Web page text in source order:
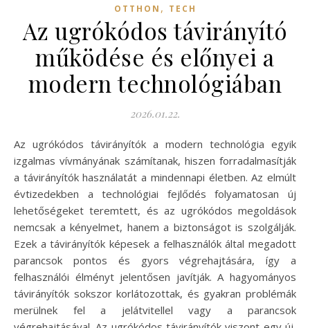
OTTHON , TECH
Az ugrókódos távirányító
működése és előnyei a
modern technológiában
2026.01.22.
Az ugrókódos távirányítók a modern technológia egyik
izgalmas vívmányának számítanak, hiszen forradalmasítják
a távirányítók használatát a mindennapi életben. Az elmúlt
évtizedekben a technológiai fejlődés folyamatosan új
lehetőségeket teremtett, és az ugrókódos megoldások
nemcsak a kényelmet, hanem a biztonságot is szolgálják.
Ezek a távirányítók képesek a felhasználók által megadott
parancsok pontos és gyors végrehajtására, így a
felhasználói élményt jelentősen javítják. A hagyományos
távirányítók sokszor korlátozottak, és gyakran problémák
merülnek fel a jelátvitellel vagy a parancsok